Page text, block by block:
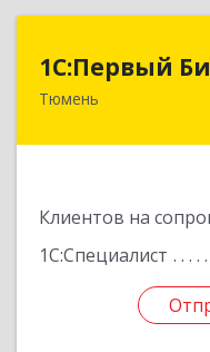
1С:Первый
Тюмень
Клиентов на
1С:Специалист
625000,